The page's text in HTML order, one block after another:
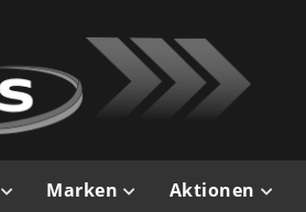
Marken Aktionen